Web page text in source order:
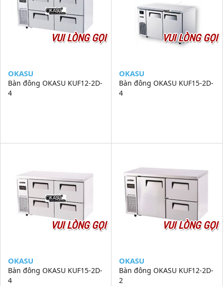
VUI LÒNG GỌI
OKASU
Bàn đông OKASU KUF12-2D-
4
VUI LÒNG GỌI
OKASU
Bàn đông OKASU KUF15-2D-
4
VUI LÒNG GỌI
OKASU
Bàn đông OKASU KUF15-2D-
4
VUI LÒNG GỌI
OKASU
Bàn đông OKASU KUF12-2D-
2